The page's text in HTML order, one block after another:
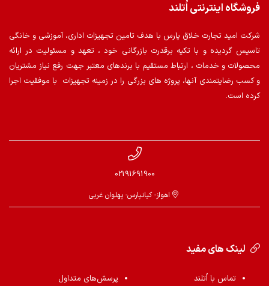
فروشگاه اینترنتی اُتلند
شرکت امید تجارت خلاق پارس با هدف تامین تجهیزات اداری، آموزشی و خانگی
تاسیس گردیده و با تکیه برقدرت بازرگانی خود ، تعهد و مسئولیت در ارائه
محصولات و خدمات ، ارتباط مستقیم با برندهای معتبر جهت رفع نیاز مشتریان
و کسب رضایتمندی آنها، پروژه های بزرگی را در زمینه تجهیزات با موفقیت اجرا
کرده است.
02191691900
اهواز- کیانپارس- پهلوان غربی
لینک های مفید
تماس با اُتلند
پرسش‌های متداول